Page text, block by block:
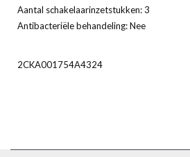
Aantal schakelaarinzetstukken: 3
Antibacteriële behandeling: Nee
2CKA001754A4324